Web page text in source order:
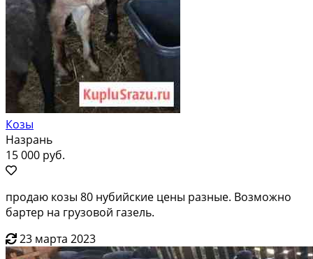
Козы
Назрань
15 000 руб.
продаю козы 80 нубийские цены разные. Возможно
бартер на грузовой газель.
23 марта 2023